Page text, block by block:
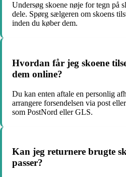
Undersøg skoene nøje for tegn på
dele. Spørg sælgeren om skoens
inden du køber dem.
Hvordan får jeg skoene
dem online?
Du kan enten aftale en personlig
arrangere forsendelsen via post
som PostNord eller GLS.
Kan jeg returnere brugte
passer?